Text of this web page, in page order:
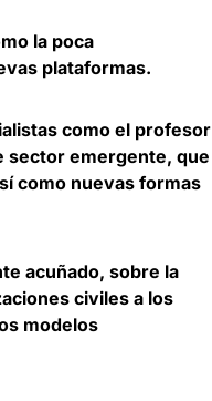
la poca
plataformas.
como el profesor
sector emergente, que
como nuevas formas
acuñado, sobre la
civiles a los
modelos